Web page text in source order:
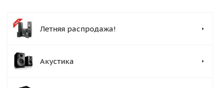
Летняя распродажа!
Акустика